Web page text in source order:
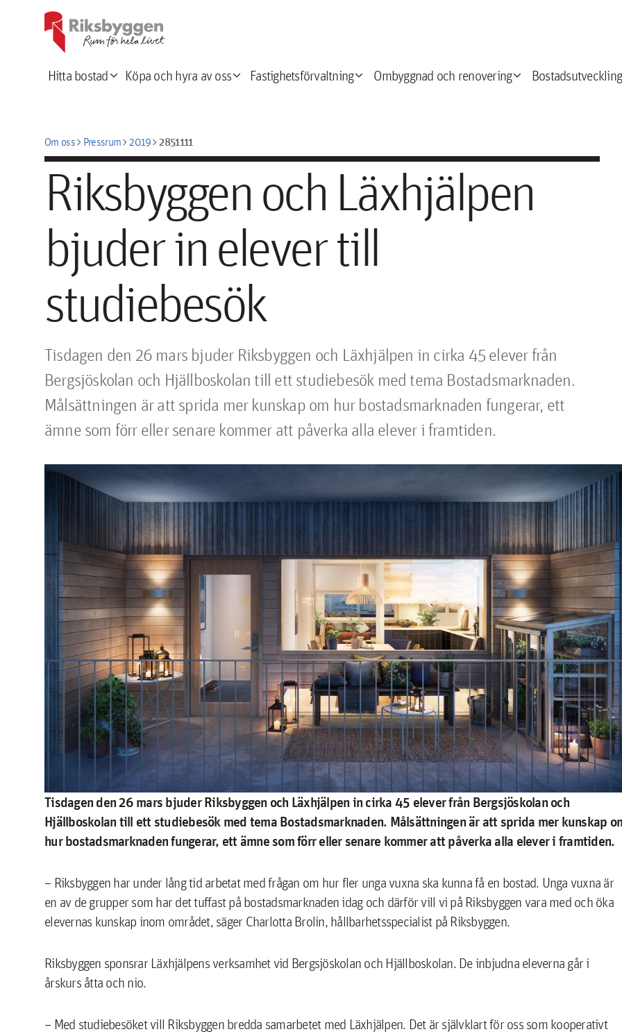
Hitta bostadexpand_more Köpa och hyra av ossexpand_more Fastighetsförvaltningexpand_more Ombyggnad och renoveringexpand_more Bostadsutveckling
Om osschevron_rightPressrumchevron_right2019chevron_right2851111
Riksbyggen och Läxhjälpen
bjuder in elever till
studiebesök
Tisdagen den 26 mars bjuder Riksbyggen och Läxhjälpen in cirka 45 elever från
Bergsjöskolan och Hjällboskolan till ett studiebesök med tema Bostadsmarknaden.
Målsättningen är att sprida mer kunskap om hur bostadsmarknaden fungerar, ett
ämne som förr eller senare kommer att påverka alla elever i framtiden.
Tisdagen den 26 mars bjuder Riksbyggen och Läxhjälpen in cirka 45 elever från Bergsjöskolan och
Hjällboskolan till ett studiebesök med tema Bostadsmarknaden. Målsättningen är att sprida mer kunskap
hur bostadsmarknaden fungerar, ett ämne som förr eller senare kommer att påverka alla elever i framtiden.
– Riksbyggen har under lång tid arbetat med frågan om hur fler unga vuxna ska kunna få en bostad. Unga vuxna är
en av de grupper som har det tuffast på bostadsmarknaden idag och därför vill vi på Riksbyggen vara med och öka
elevernas kunskap inom området, säger Charlotta Brolin, hållbarhetsspecialist på Riksbyggen.
Riksbyggen sponsrar Läxhjälpens verksamhet vid Bergsjöskolan och Hjällboskolan. De inbjudna eleverna går i
årskurs åtta och nio.
– Med studiebesöket vill Riksbyggen bredda samarbetet med Läxhjälpen. Det är självklart för oss som kooperativt